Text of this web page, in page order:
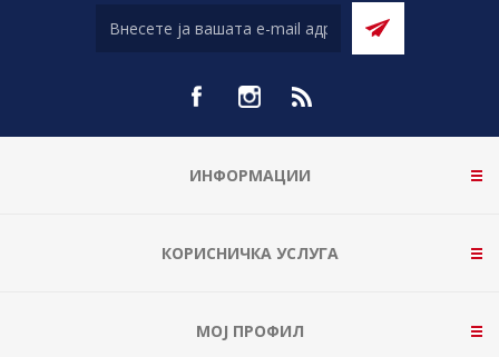
ИНФОРМАЦИИ
КОРИСНИЧКА УСЛУГА
МОЈ ПРОФИЛ